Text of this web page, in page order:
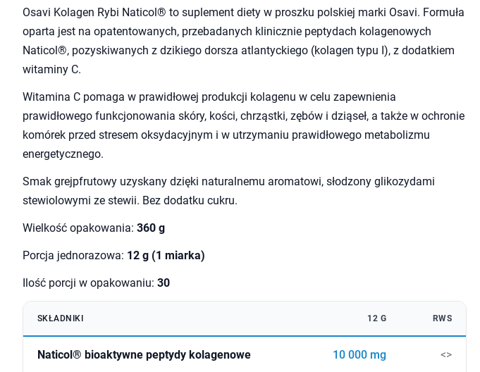
Osavi Kolagen Rybi Naticol® to suplement diety w proszku polskiej marki Osavi. Formuła
oparta jest na opatentowanych, przebadanych klinicznie peptydach kolagenowych
Naticol®, pozyskiwanych z dzikiego dorsza atlantyckiego (kolagen typu I), z dodatkiem
witaminy C.
Witamina C pomaga w prawidłowej produkcji kolagenu w celu zapewnienia
prawidłowego funkcjonowania skóry, kości, chrząstki, zębów i dziąseł, a także w ochronie
komórek przed stresem oksydacyjnym i w utrzymaniu prawidłowego metabolizmu
energetycznego.
Smak grejpfrutowy uzyskany dzięki naturalnemu aromatowi, słodzony glikozydami
stewiolowymi ze stewii. Bez dodatku cukru.
Wielkość opakowania: 360 g
Porcja jednorazowa: 12 g (1 miarka)
Ilość porcji w opakowaniu: 30
SKŁADNIKI 12 G RWS
Naticol® bioaktywne peptydy kolagenowe 10 000 mg <>